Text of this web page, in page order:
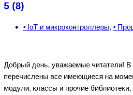
5 (8)
• IoT и микроконтроллеры, •
Добрый день, уважаемые читатели! В
перечислены все имеющиеся на
модули, классы и прочие